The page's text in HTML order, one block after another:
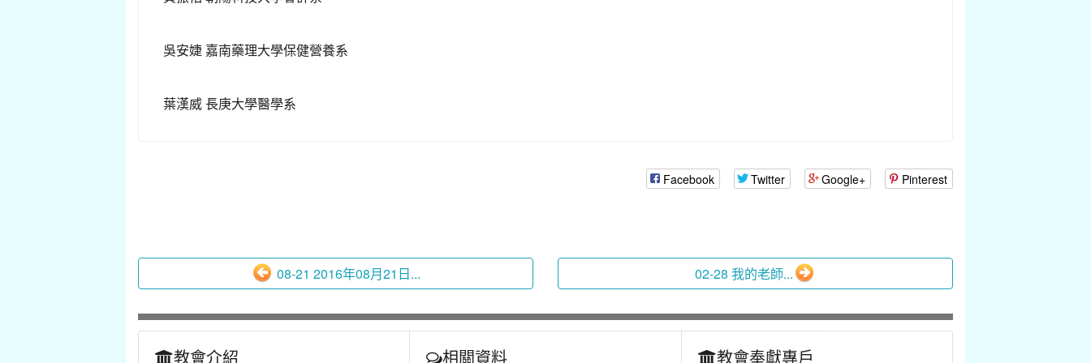
吳安婕 嘉南藥理大學保健營養系
葉漢威 長庚大學醫學系
Facebook Twitter Google+ Pinterest
08-21 2016年08月21日... 02-28 我的老師...
教會介紹 相關資料 教會奉獻專戶